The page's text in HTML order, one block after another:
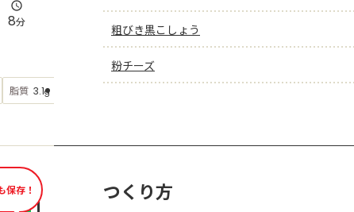
8分
脂質 3.1g
保存！
粗びき黒こしょう
粉チーズ
つくり方